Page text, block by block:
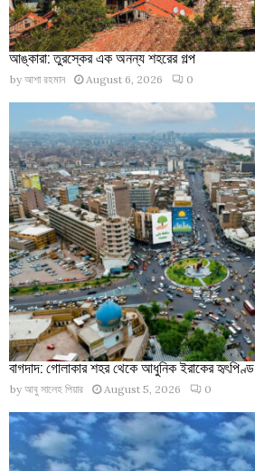
আঙ্কারা: তুরস্কের এক অনন্য শহরের গল্প
by আশা রহমান August 6, 2026 0
বাগদাদ: গোলাকার শহর থেকে আধুনিক ইরাকের হৃৎপিণ্ড
by আবু সালেহ পিয়ার August 5, 2026 0